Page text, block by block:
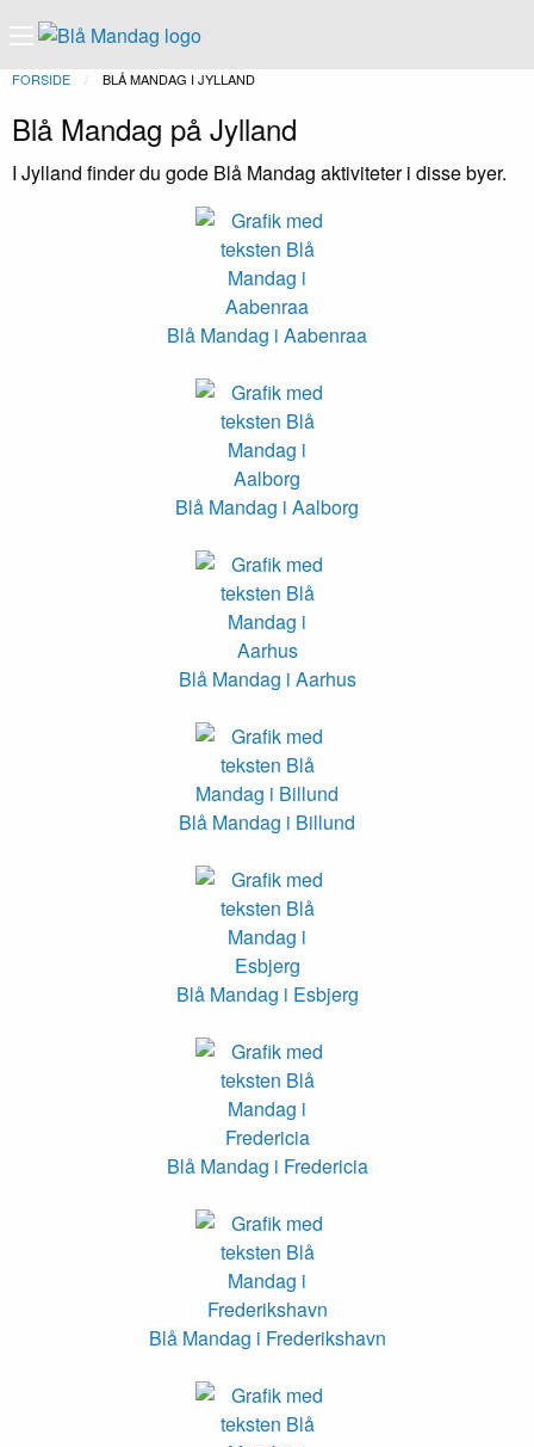
FORSIDE NUVÆRENDE:
BLÅ MANDAG I JYLLAND
Blå Mandag på Jylland
I Jylland finder du gode Blå Mandag aktiviteter i disse byer.
Blå Mandag i Aabenraa
Blå Mandag i Aalborg
Blå Mandag i Aarhus
Blå Mandag i Billund
Blå Mandag i Esbjerg
Blå Mandag i Fredericia
Blå Mandag i Frederikshavn